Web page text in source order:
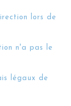
lors de
n'a pas le
légaux de